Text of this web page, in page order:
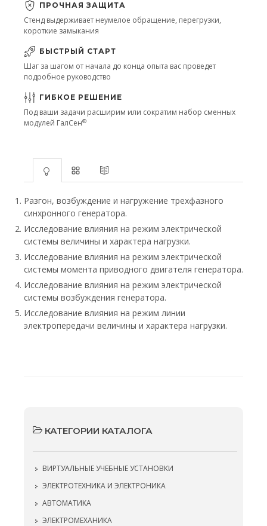
ПРОЧНАЯ ЗАЩИТА
Стенд выдерживает неумелое обращение, перегрузки,
короткие замыкания
БЫСТРЫЙ СТАРТ
Шаг за шагом от начала до конца опыта вас проведет
подробное руководство
ГИБКОЕ РЕШЕНИЕ
Под ваши задачи расширим или сократим набор сменных
модулей ГалСен®
Разгон, возбуждение и нагружение трехфазного
синхронного генератора.
Исследование влияния на режим электрической
системы величины и характера нагрузки.
Исследование влияния на режим электрической
системы момента приводного двигателя генератора.
Исследование влияния на режим электрической
системы возбуждения генератора.
Исследование влияния на режим линии
электропередачи величины и характера нагрузки.
КАТЕГОРИИ КАТАЛОГА
ВИРТУАЛЬНЫЕ УЧЕБНЫЕ УСТАНОВКИ
ЭЛЕКТРОТЕХНИКА И ЭЛЕКТРОНИКА
АВТОМАТИКА
ЭЛЕКТРОМЕХАНИКА